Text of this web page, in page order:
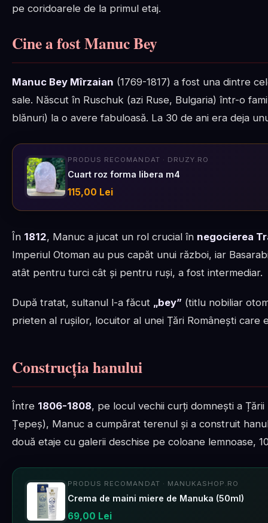
pe coridoarele de la primul etaj.
Cine a fost Manuc Bey
Manuc Bey Mîrzaian (1769-1817) a fost una dintre
sale. Născut în Ruschuk (azi Ruse, Bulgaria) într-o
blănuri) la o avere fabuloasă. La 30 de ani era deja
PRODUS RECOMANDAT · DRUZY.RO
Cuart roz forma libera m4
115,00 Lei
În 1812, Manuc a jucat un rol crucial în negocierea
Imperiul Otoman au pus capăt unui război, iar
atât pentru turci cât și pentru ruși, a fost intermediar.
După tratat, sultanul l-a făcut „bey” (titlu nobiliar
prieten al rușilor, locuitor al unei Țări Românești care
Construcția hanului
Între 1806-1808, pe locul vechii curți domnești a
Țepeș), Manuc a cumpărat terenul și a construit
două etaje cu galerii deschise pe coloane lemnoase,
PRODUS RECOMANDAT · MANUKASHOP.RO
Crema de maini miere de Manuka (50ml)
69,00 Lei